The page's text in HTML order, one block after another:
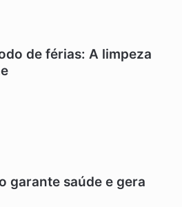
de férias: A limpeza
garante saúde e gera